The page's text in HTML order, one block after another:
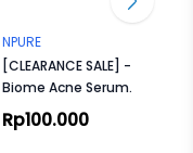
NPURE
[CLEARANCE SALE] - Cica
Biome Acne Serum
Essence
Rp100.000